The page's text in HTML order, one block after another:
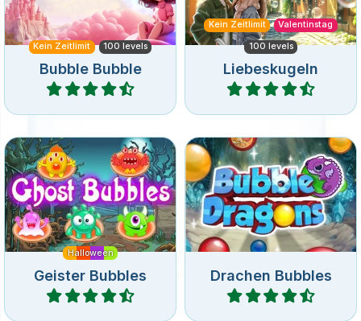
Kein Zeitlimit 100 levels
Bubble Bubble
Spiele
100 levels
Liebeskugeln
Spiele
Halloween
Geister Bubbles
Ein Bubbleshooterspiel zu
Halloween: Befreie die
Geister.
Spiele
Drachen Bubbles
Schieße Kugeln nach oben
und lasse die Drachen aus
den Eiern schlüpfen.
Spiele